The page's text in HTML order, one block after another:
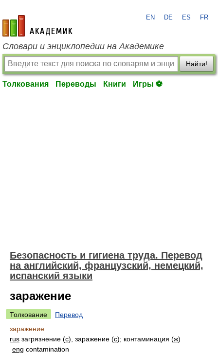
academic.ru
EN DE ES FR
Словари и энциклопедии на Академике
Найти!
Толкования Переводы Книги Игры ⚽
Безопасность и гигиена труда. Перевод
на английский, французский, немецкий,
испанский языки
заражение
Толкование
Перевод
заражение
rus загрязнение (с), заражение (с); контаминация (ж)
eng contamination